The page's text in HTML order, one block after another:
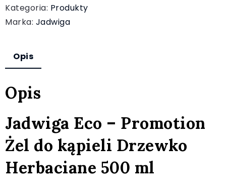
Kategoria: Produkty
Marka: Jadwiga
Opis
Opis
Jadwiga Eco – Promotion
Żel do kąpieli Drzewko
Herbaciane 500 ml